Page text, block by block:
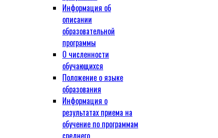
Информация об
описании
образовательной
программы
О численности
обучающихся
Положение о языке
образования
Информация о
результатах приема на
обучение по программам
среднего